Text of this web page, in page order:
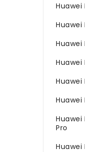
Huawei
Huawei
Huawei
Huawei
Huawei
Huawei
Huawei
Pro
Huawei